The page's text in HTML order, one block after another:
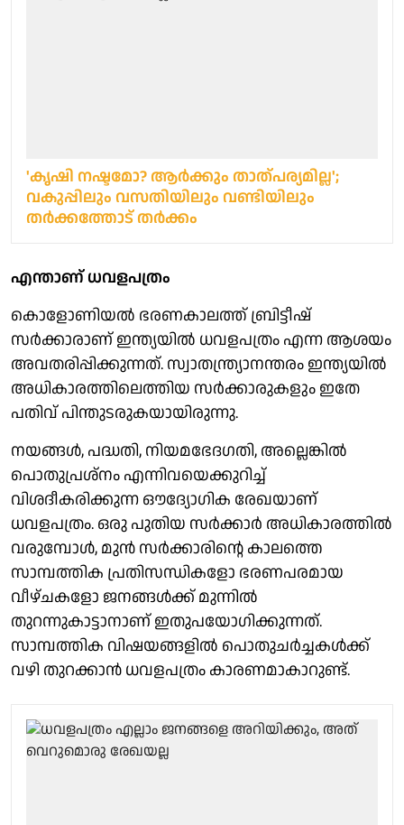
'കൃഷി നഷ്ടമോ? ആര്‍ക്കും താത്പര്യമില്ല';
വകുപ്പിലും വസതിയിലും വണ്ടിയിലും
തര്‍ക്കത്തോട് തർക്കം
എന്താണ് ധവളപത്രം
കൊളോണിയൽ ഭരണകാലത്ത് ബ്രിട്ടീഷ്
സർക്കാരാണ് ഇന്ത്യയിൽ ധവളപത്രം എന്ന ആശയം
അവതരിപ്പിക്കുന്നത്. സ്വാതന്ത്ര്യാനന്തരം ഇന്ത്യയിൽ
അധികാരത്തിലെത്തിയ സർക്കാരുകളും ഇതേ
പതിവ് പിന്തുടരുകയായിരുന്നു.
നയങ്ങൾ, പദ്ധതി, നിയമഭേദഗതി, അല്ലെങ്കിൽ
പൊതുപ്രശ്നം എന്നിവയെക്കുറിച്ച്
വിശദീകരിക്കുന്ന ഔദ്യോഗിക രേഖയാണ്
ധവളപത്രം. ഒരു പുതിയ സർക്കാർ അധികാരത്തിൽ
വരുമ്പോൾ, മുൻ സർക്കാരിന്റെ കാലത്തെ
സാമ്പത്തിക പ്രതിസന്ധികളോ ഭരണപരമായ
വീഴ്ചകളോ ജനങ്ങൾക്ക് മുന്നിൽ
തുറന്നുകാട്ടാനാണ് ഇതുപയോഗിക്കുന്നത്.
സാമ്പത്തിക വിഷയങ്ങളിൽ പൊതുചർച്ചകൾക്ക്
വഴി തുറക്കാൻ ധവളപത്രം കാരണമാകാറുണ്ട്.